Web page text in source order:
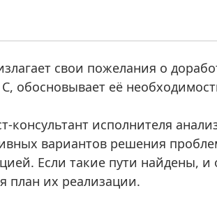
свои пожелания о
обосновывает её
консультант исполнителя
вариантов решения
Если такие пути найдены, и
план их реализации.